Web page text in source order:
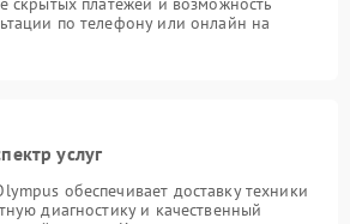
по телефону или онлайн на
услуг
обеспечивает доставку техники
диагностику и качественный